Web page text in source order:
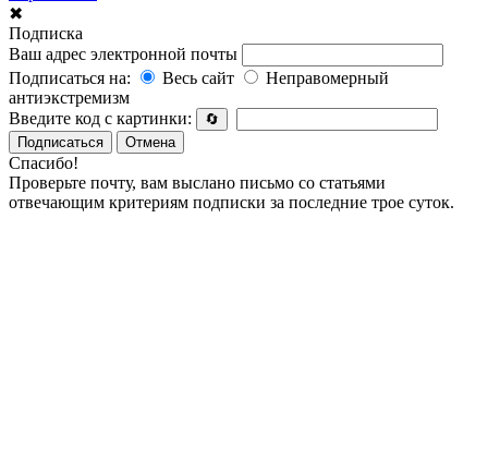
✖
Подписка
Ваш адрес электронной почты
Подписаться на:
Весь сайт
Неправомерный
антиэкстремизм
Введите код с картинки:
🔄
Подписаться
Отмена
Спасибо!
Проверьте почту, вам выслано письмо со статьями
отвечающим критериям подписки за последние трое суток.